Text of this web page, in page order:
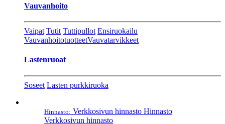
Vauvanhoito
Vaipat Tutit Tuttipullot Ensiruokailu
VauvanhoitotuotteetVauvatarvikkeet
Lastenruoat
Soseet Lasten purkkiruoka
Hinnasto: Verkkosivun hinnasto Hinnasto
Verkkosivun hinnasto